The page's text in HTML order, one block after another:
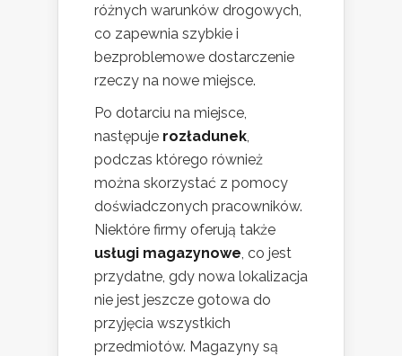
różnych warunków drogowych,
co zapewnia szybkie i
bezproblemowe dostarczenie
rzeczy na nowe miejsce.
Po dotarciu na miejsce,
następuje rozładunek
podczas którego również
można skorzystać z pomocy
doświadczonych pracowników.
Niektóre firmy oferują także
usługi magazynowe , co jest
przydatne, gdy nowa lokalizacja
nie jest jeszcze gotowa do
przyjęcia wszystkich
przedmiotów. Magazyny są